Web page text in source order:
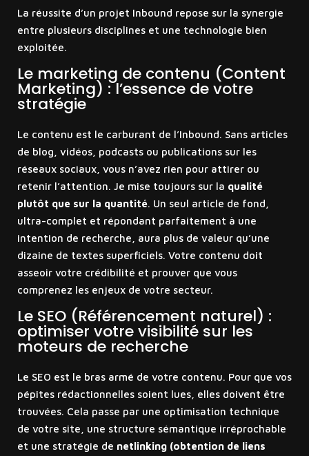
La réussite d’un projet Inbound repose sur la synergie
entre plusieurs disciplines et une technologie bien
exploitée.
Le marketing de contenu (Content
Marketing) : l’essence de votre
stratégie
Le contenu est le carburant de l’Inbound. Sans articles
de blog, vidéos, podcasts ou publications sur les
réseaux sociaux, vous n’avez rien pour attirer ou
retenir l’attention. Je mise toujours sur la qualité
plutôt que sur la quantité. Un seul article de fond,
ultra-complet et répondant parfaitement à une
intention de recherche, aura plus de valeur qu’une
dizaine de textes superficiels. Votre contenu doit
asseoir votre crédibilité et prouver que vous
comprenez les enjeux de votre secteur.
Le SEO (Référencement naturel) :
optimiser votre visibilité sur les
moteurs de recherche
Le SEO est le bras armé de votre contenu. Pour que vos
pépites rédactionnelles soient lues, elles doivent être
trouvées. Cela passe par une optimisation technique
de votre site, une structure sémantique irréprochable
et une stratégie de netlinking (obtention de liens